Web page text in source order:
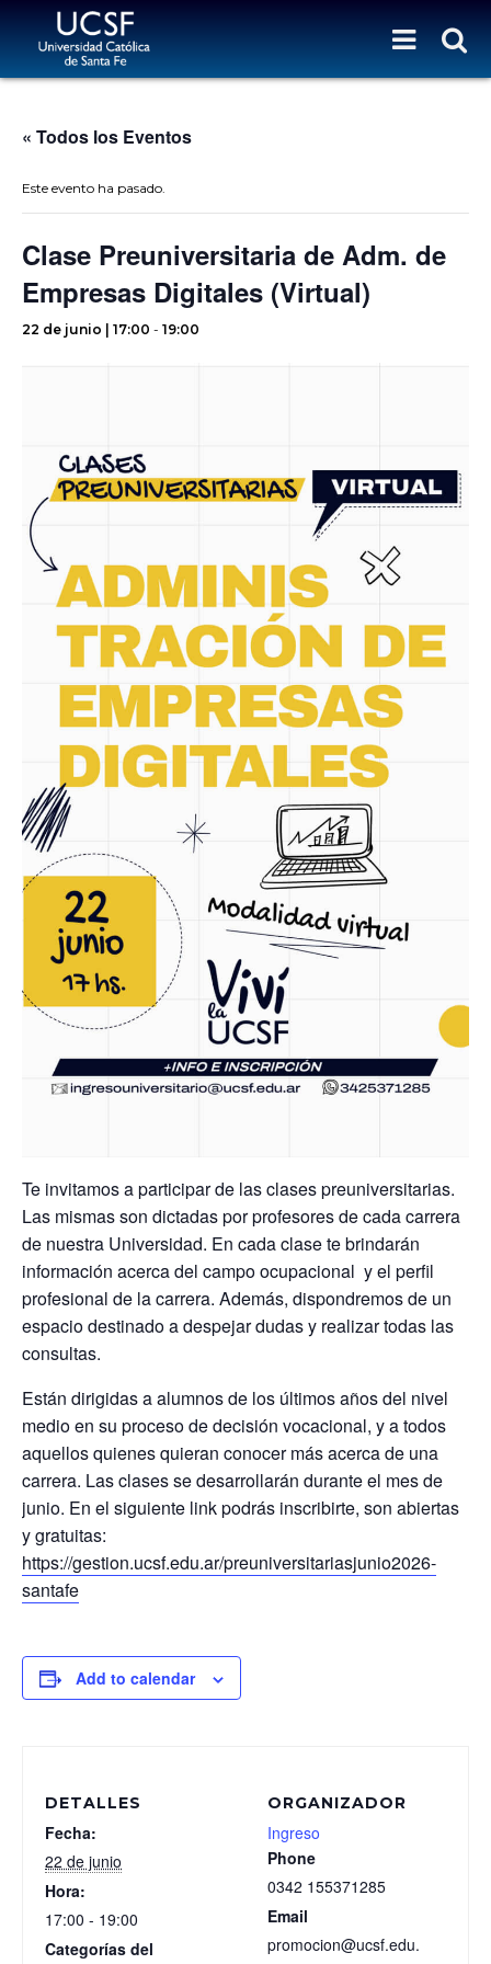
« Todos los Eventos
Este evento ha pasado.
Clase Preuniversitaria de Adm. de
Empresas Digitales (Virtual)
22 de junio | 17:00 - 19:00
Te invitamos a participar de las clases preuniversitarias.
Las mismas son dictadas por profesores de cada carrera
de nuestra Universidad. En cada clase te brindarán
información acerca del campo ocupacional y el perfil
profesional de la carrera. Además, dispondremos de un
espacio destinado a despejar dudas y realizar todas las
consultas.
Están dirigidas a alumnos de los últimos años del nivel
medio en su proceso de decisión vocacional, y a todos
aquellos quienes quieran conocer más acerca de una
carrera. Las clases se desarrollarán durante el mes de
junio. En el siguiente link podrás inscribirte, son abiertas
y gratuitas:
https://gestion.ucsf.edu.ar/preuniversitariasjunio2026-
santafe
Add to calendar
DETALLES
Fecha:
22 de junio
Hora:
17:00 - 19:00
Categorías del
ORGANIZADOR
Ingreso
Phone
0342 155371285
Email
promocion@ucsf.edu.